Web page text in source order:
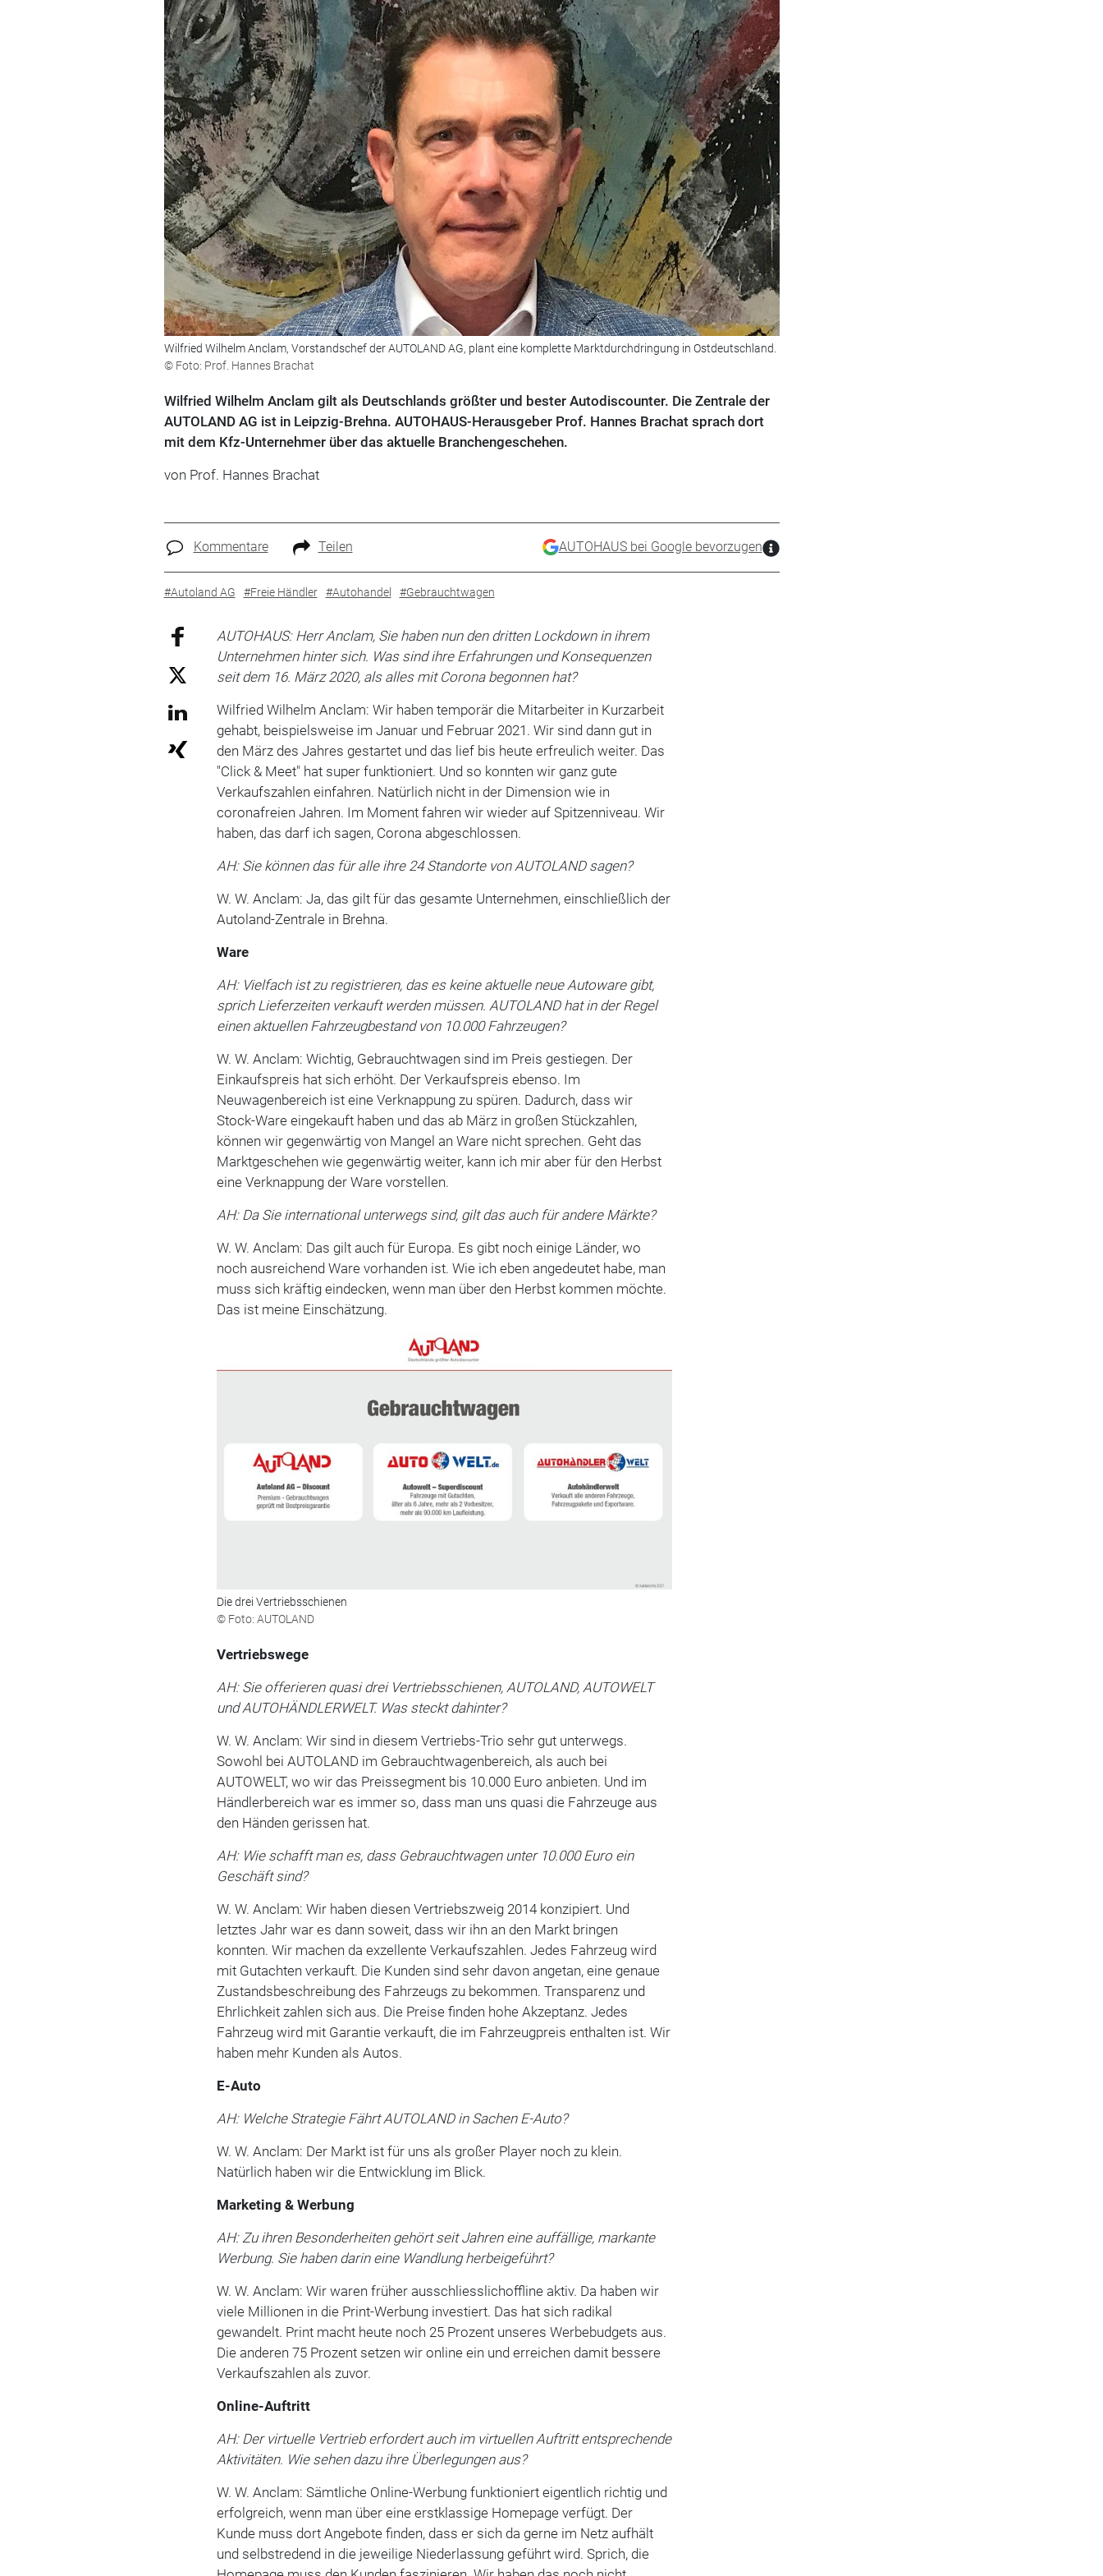
Wilfried Wilhelm Anclam, Vorstandschef der AUTOLAND AG, plant eine komplette Marktdurchdringung in Ostdeutschland.
© Foto: Prof. Hannes Brachat
Wilfried Wilhelm Anclam gilt als Deutschlands größter und bester Autodiscounter. Die Zentrale der
AUTOLAND AG ist in Leipzig-Brehna. AUTOHAUS-Herausgeber Prof. Hannes Brachat sprach dort
mit dem Kfz-Unternehmer über das aktuelle Branchengeschehen.
von Prof. Hannes Brachat
Kommentare Teilen AUTOHAUS bei Google bevorzugen
#Autoland AG #Freie Händler #Autohandel #Gebrauchtwagen
AUTOHAUS: Herr Anclam, Sie haben nun den dritten Lockdown in ihrem
Unternehmen hinter sich. Was sind ihre Erfahrungen und Konsequenzen
seit dem 16. März 2020, als alles mit Corona begonnen hat?
Wilfried Wilhelm Anclam: Wir haben temporär die Mitarbeiter in Kurzarbeit
gehabt, beispielsweise im Januar und Februar 2021. Wir sind dann gut in
den März des Jahres gestartet und das lief bis heute erfreulich weiter. Das
"Click & Meet" hat super funktioniert. Und so konnten wir ganz gute
Verkaufszahlen einfahren. Natürlich nicht in der Dimension wie in
coronafreien Jahren. Im Moment fahren wir wieder auf Spitzenniveau. Wir
haben, das darf ich sagen, Corona abgeschlossen.
AH: Sie können das für alle ihre 24 Standorte von AUTOLAND sagen?
W. W. Anclam: Ja, das gilt für das gesamte Unternehmen, einschließlich der
Autoland-Zentrale in Brehna.
Ware
AH: Vielfach ist zu registrieren, das es keine aktuelle neue Autoware gibt,
sprich Lieferzeiten verkauft werden müssen. AUTOLAND hat in der Regel
einen aktuellen Fahrzeugbestand von 10.000 Fahrzeugen?
W. W. Anclam: Wichtig, Gebrauchtwagen sind im Preis gestiegen. Der
Einkaufspreis hat sich erhöht. Der Verkaufspreis ebenso. Im
Neuwagenbereich ist eine Verknappung zu spüren. Dadurch, dass wir
Stock-Ware eingekauft haben und das ab März in großen Stückzahlen,
können wir gegenwärtig von Mangel an Ware nicht sprechen. Geht das
Marktgeschehen wie gegenwärtig weiter, kann ich mir aber für den Herbst
eine Verknappung der Ware vorstellen.
AH: Da Sie international unterwegs sind, gilt das auch für andere Märkte?
W. W. Anclam: Das gilt auch für Europa. Es gibt noch einige Länder, wo
noch ausreichend Ware vorhanden ist. Wie ich eben angedeutet habe, man
muss sich kräftig eindecken, wenn man über den Herbst kommen möchte.
Das ist meine Einschätzung.
Die drei Vertriebsschienen
© Foto: AUTOLAND
Vertriebswege
AH: Sie offerieren quasi drei Vertriebsschienen, AUTOLAND, AUTOWELT
und AUTOHÄNDLERWELT. Was steckt dahinter?
W. W. Anclam: Wir sind in diesem Vertriebs-Trio sehr gut unterwegs.
Sowohl bei AUTOLAND im Gebrauchtwagenbereich, als auch bei
AUTOWELT, wo wir das Preissegment bis 10.000 Euro anbieten. Und im
Händlerbereich war es immer so, dass man uns quasi die Fahrzeuge aus
den Händen gerissen hat.
AH: Wie schafft man es, dass Gebrauchtwagen unter 10.000 Euro ein
Geschäft sind?
W. W. Anclam: Wir haben diesen Vertriebszweig 2014 konzipiert. Und
letztes Jahr war es dann soweit, dass wir ihn an den Markt bringen
konnten. Wir machen da exzellente Verkaufszahlen. Jedes Fahrzeug wird
mit Gutachten verkauft. Die Kunden sind sehr davon angetan, eine genaue
Zustandsbeschreibung des Fahrzeugs zu bekommen. Transparenz und
Ehrlichkeit zahlen sich aus. Die Preise finden hohe Akzeptanz. Jedes
Fahrzeug wird mit Garantie verkauft, die im Fahrzeugpreis enthalten ist. Wir
haben mehr Kunden als Autos.
E-Auto
AH: Welche Strategie Fährt AUTOLAND in Sachen E-Auto?
W. W. Anclam: Der Markt ist für uns als großer Player noch zu klein.
Natürlich haben wir die Entwicklung im Blick.
Marketing & Werbung
AH: Zu ihren Besonderheiten gehört seit Jahren eine auffällige, markante
Werbung. Sie haben darin eine Wandlung herbeigeführt?
W. W. Anclam: Wir waren früher ausschliesslichoffline aktiv. Da haben wir
viele Millionen in die Print-Werbung investiert. Das hat sich radikal
gewandelt. Print macht heute noch 25 Prozent unseres Werbebudgets aus.
Die anderen 75 Prozent setzen wir online ein und erreichen damit bessere
Verkaufszahlen als zuvor.
Online-Auftritt
AH: Der virtuelle Vertrieb erfordert auch im virtuellen Auftritt entsprechende
Aktivitäten. Wie sehen dazu ihre Überlegungen aus?
W. W. Anclam: Sämtliche Online-Werbung funktioniert eigentlich richtig und
erfolgreich, wenn man über eine erstklassige Homepage verfügt. Der
Kunde muss dort Angebote finden, dass er sich da gerne im Netz aufhält
und selbstredend in die jeweilige Niederlassung geführt wird. Sprich, die